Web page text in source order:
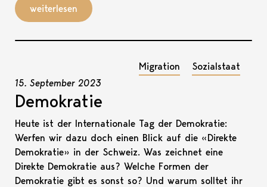
weiterlesen
Migration Sozialstaat
15. September 2023
Demokratie
Heute ist der Internationale Tag der Demokratie:
Werfen wir dazu doch einen Blick auf die «Direkte
Demokratie» in der Schweiz. Was zeichnet eine
Direkte Demokratie aus? Welche Formen der
Demokratie gibt es sonst so? Und warum solltet ihr